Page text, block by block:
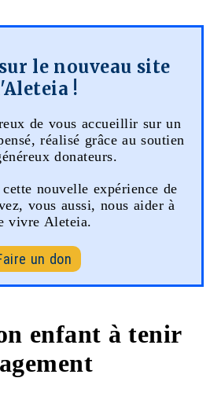
le nouveau site
!
de vous accueillir sur un
réalisé grâce au soutien
donateurs.
nouvelle expérience de
vous aussi, nous aider à
vivre Aleteia.
un don
enfant à tenir